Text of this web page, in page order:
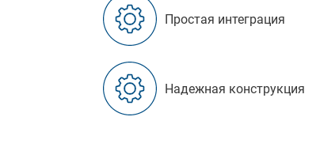
Простая интеграция
Надежная конструкция